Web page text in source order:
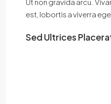
est, lobortis a viverra
Sed Ultrices